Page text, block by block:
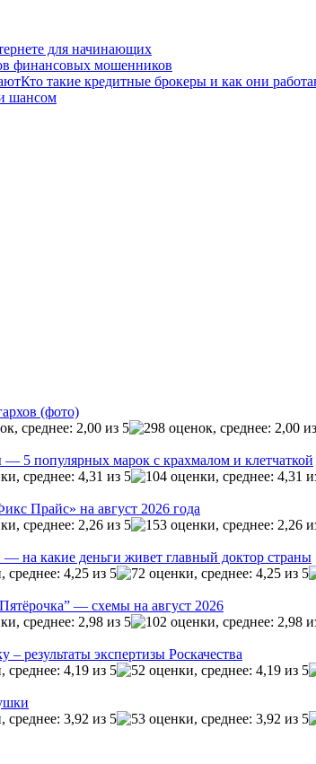
для начинающих
финансовых мошенников
Кто такие кредитные брокеры и как они
шансом
(фото)
5 популярных марок с крахмалом и клетчаткой
Прайс» на август 2026 года
какие деньги живет главный доктор страны
— схемы на август 2026
результаты экспертизы Роскачества